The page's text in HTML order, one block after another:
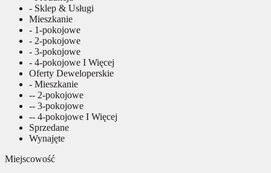
- Sklep & Usługi
Mieszkanie
- 1-pokojowe
- 2-pokojowe
- 3-pokojowe
- 4-pokojowe I Więcej
Oferty Deweloperskie
- Mieszkanie
-- 2-pokojowe
-- 3-pokojowe
-- 4-pokojowe I Więcej
Sprzedane
Wynajęte
Miejscowość